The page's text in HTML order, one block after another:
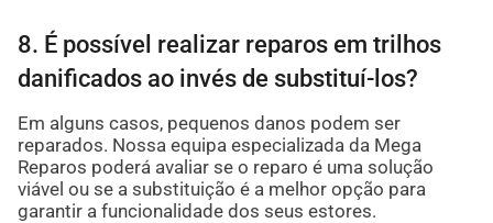
8. É possível realizar reparos em trilhos
danificados ao invés de substituí-los?
Em alguns casos, pequenos danos podem ser
reparados. Nossa equipa especializada da Mega
Reparos poderá avaliar se o reparo é uma solução
viável ou se a substituição é a melhor opção para
garantir a funcionalidade dos seus estores.